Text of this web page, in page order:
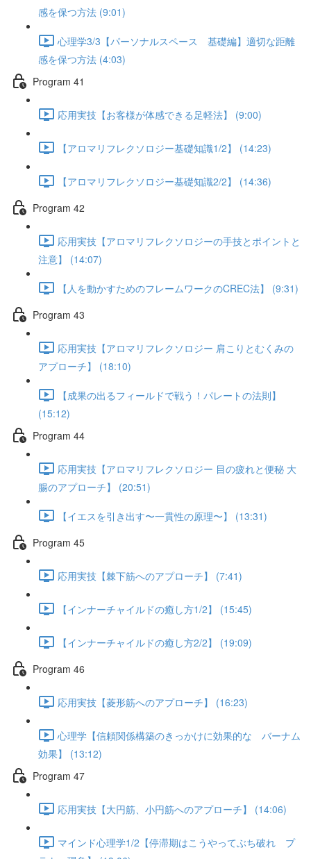
感を保つ方法 (9:01)
心理学3/3【パーソナルスペース 基礎編】適切な距離
感を保つ方法 (4:03)
Program 41
応用実技【お客様が体感できる足軽法】 (9:00)
【アロマリフレクソロジー基礎知識1/2】 (14:23)
【アロマリフレクソロジー基礎知識2/2】 (14:36)
Program 42
応用実技【アロマリフレクソロジーの手技とポイントと
注意】 (14:07)
【人を動かすためのフレームワークのCREC法】 (9:31)
Program 43
応用実技【アロマリフレクソロジー 肩こりとむくみの
アプローチ】 (18:10)
【成果の出るフィールドで戦う！パレートの法則】
(15:12)
Program 44
応用実技【アロマリフレクソロジー 目の疲れと便秘 大
腸のアプローチ】 (20:51)
【イエスを引き出す〜一貫性の原理〜】 (13:31)
Program 45
応用実技【棘下筋へのアプローチ】 (7:41)
【インナーチャイルドの癒し方1/2】 (15:45)
【インナーチャイルドの癒し方2/2】 (19:09)
Program 46
応用実技【菱形筋へのアプローチ】 (16:23)
心理学【信頼関係構築のきっかけに効果的な バーナム
効果】 (13:12)
Program 47
応用実技【大円筋、小円筋へのアプローチ】 (14:06)
マインド心理学1/2【停滞期はこうやってぶち破れ プ